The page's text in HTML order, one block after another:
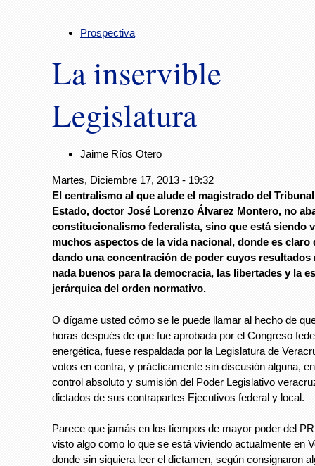
Prospectiva
La inservible
Legislatura
Jaime Ríos Otero
Martes, Diciembre 17, 2013 - 19:32
El centralismo al que alude el magistrado del
Estado, doctor José Lorenzo Álvarez Montero, no
constitucionalismo federalista, sino que está siendo
muchos aspectos de la vida nacional, donde es claro
dando una concentración de poder cuyos resultados
nada buenos para la democracia, las libertades y la
jerárquica del orden normativo.
O dígame usted cómo se le puede llamar al hecho de
horas después de que fue aprobada por el Congreso
energética, fuese respaldada por la Legislatura de
votos en contra, y prácticamente sin discusión alguna,
control absoluto y sumisión del Poder Legislativo
dictados de sus contrapartes Ejecutivos federal y local.
Parece que jamás en los tiempos de mayor poder del
visto algo como lo que se está viviendo actualmente en
donde sin siquiera leer el dictamen, según consignaron